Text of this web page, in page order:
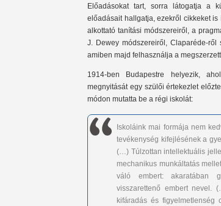
Előadásokat tart, sorra látogatja a
előadásait hallgatja, ezekről cikkeket
alkottató tanítási módszereiről, a
J. Dewey módszereiről, Claparéde-
amiben majd felhasználja a
1914-ben Budapestre helyezik,
megnyitását egy szülői értekezlet
módon mutatta be a régi iskolát:
Iskoláink mai formája nem
tevékenység kifejlésének a
(…) Túlzottan intellektuális
mechanikus munkáltatás
váló embert: akaratában
visszarettenő embert nevel.
kifáradás és